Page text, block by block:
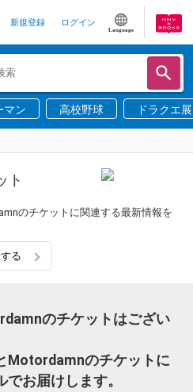
新規登録 ログイン
Language
マン 高校野球 ドラクエ展
ト
のチケットに関連する最新情報を
る
のチケットはござい
Motordamnのチケットに
お届けします。